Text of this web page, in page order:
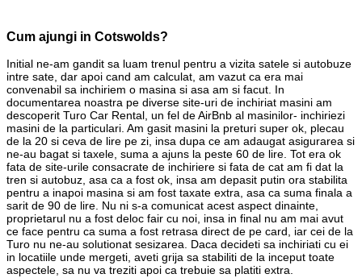
Cum ajungi in Cotswolds?
Initial ne-am gandit sa luam trenul pentru a vizita satele si autobuze
intre sate, dar apoi cand am calculat, am vazut ca era mai
convenabil sa inchiriem o masina si asa am si facut. In
documentarea noastra pe diverse site-uri de inchiriat masini am
descoperit Turo Car Rental, un fel de AirBnb al masinilor- inchiriezi
masini de la particulari. Am gasit masini la preturi super ok, plecau
de la 20 si ceva de lire pe zi, insa dupa ce am adaugat asigurarea si
ne-au bagat si taxele, suma a ajuns la peste 60 de lire. Tot era ok
fata de site-urile consacrate de inchiriere si fata de cat am fi dat la
tren si autobuz, asa ca a fost ok, insa am depasit putin ora stabilita
pentru a inapoi masina si am fost taxate extra, asa ca suma finala a
sarit de 90 de lire. Nu ni s-a comunicat acest aspect dinainte,
proprietarul nu a fost deloc fair cu noi, insa in final nu am mai avut
ce face pentru ca suma a fost retrasa direct de pe card, iar cei de la
Turo nu ne-au solutionat sesizarea. Daca decideti sa inchiriati cu ei
in locatiile unde mergeti, aveti grija sa stabiliti de la inceput toate
aspectele, sa nu va treziti apoi ca trebuie sa platiti extra.